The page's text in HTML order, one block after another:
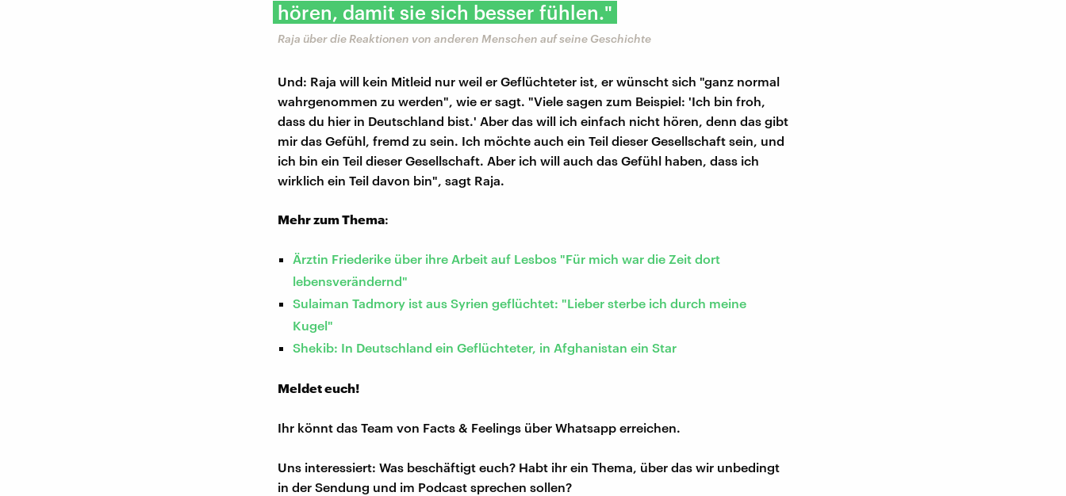
hören, damit sie sich besser fühlen."
Raja über die Reaktionen von anderen Menschen auf seine Geschichte
Und: Raja will kein Mitleid nur weil er Geflüchteter ist, er wünscht sich "ganz normal
wahrgenommen zu werden", wie er sagt. "Viele sagen zum Beispiel: 'Ich bin froh,
dass du hier in Deutschland bist.' Aber das will ich einfach nicht hören, denn das gibt
mir das Gefühl, fremd zu sein. Ich möchte auch ein Teil dieser Gesellschaft sein, und
ich bin ein Teil dieser Gesellschaft. Aber ich will auch das Gefühl haben, dass ich
wirklich ein Teil davon bin", sagt Raja.
Mehr zum Thema:
Ärztin Friederike über ihre Arbeit auf Lesbos "Für mich war die Zeit dort
lebensverändernd"
Sulaiman Tadmory ist aus Syrien geflüchtet: "Lieber sterbe ich durch meine
Kugel"
Shekib: In Deutschland ein Geflüchteter, in Afghanistan ein Star
Meldet euch!
Ihr könnt das Team von Facts & Feelings über Whatsapp erreichen.
Uns interessiert: Was beschäftigt euch? Habt ihr ein Thema, über das wir unbedingt
in der Sendung und im Podcast sprechen sollen?